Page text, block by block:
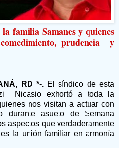
familia Samanes y quienes
prudencia y
RD *-. El síndico de esta
Nicasio exhortó a toda la
nos visitan a actuar con
durante asueto de Semana
aspectos que verdaderamente
la unión familiar en armonía